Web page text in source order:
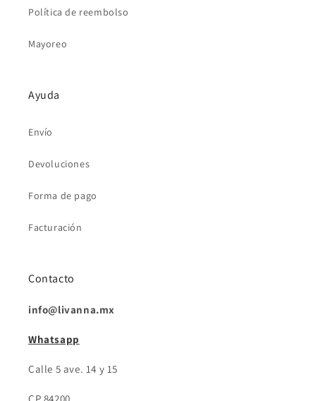
Política de reembolso
Mayoreo
Ayuda
Envío
Devoluciones
Forma de pago
Facturación
Contacto
info@livanna.mx
Whatsapp
Calle 5 ave. 14 y 15